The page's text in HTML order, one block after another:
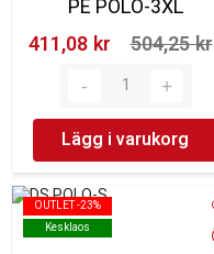
PE POLO-3XL
411,08 kr‎
504,25 kr‎
Lägg i varukorg
OUTLET -23%
Kesklaos
OUTLET -23%
Kesklaos